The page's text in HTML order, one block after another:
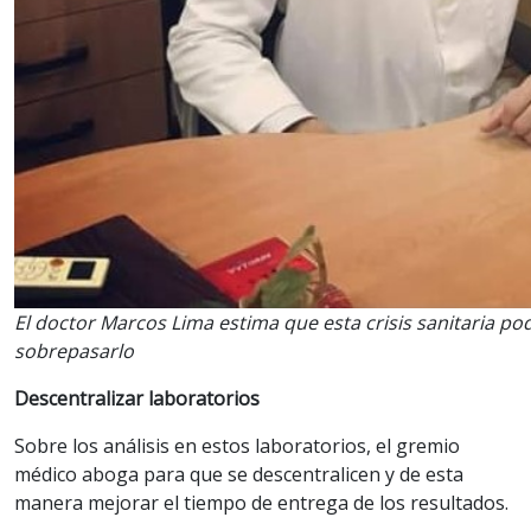
El doctor Marcos Lima estima que esta crisis sanitaria
sobrepasarlo
Descentralizar laboratorios
Sobre los análisis en estos laboratorios, el gremio
médico aboga para que se descentralicen y de esta
manera mejorar el tiempo de entrega de los resultados.